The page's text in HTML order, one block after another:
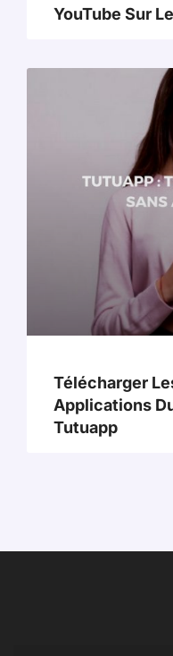
YouTube Sur
Télécharger
Applications
Tutuapp